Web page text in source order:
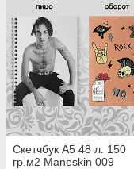
Скетчбук А5 48 л. 150
гр.м2 Maneskin 009